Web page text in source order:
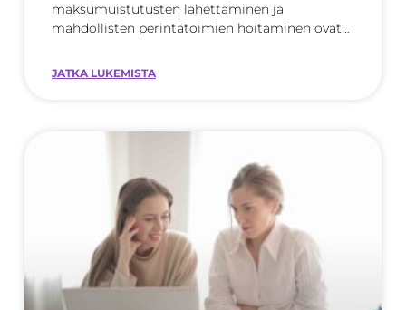
maksumuistutusten lähettäminen ja
mahdollisten perintätoimien hoitaminen ovat
JATKA LUKEMISTA